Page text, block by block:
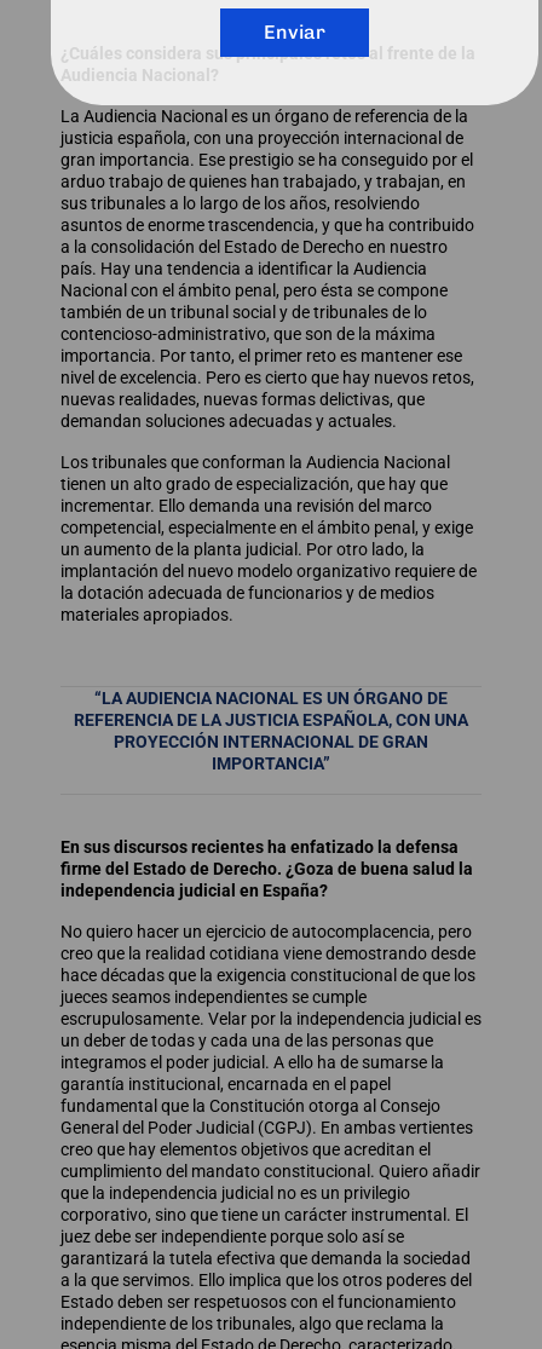
¿Cuáles considera sus principales retos al frente de la
Audiencia Nacional?
La Audiencia Nacional es un órgano de referencia de la
justicia española, con una proyección internacional de
gran importancia. Ese prestigio se ha conseguido por el
arduo trabajo de quienes han trabajado, y trabajan, en
sus tribunales a lo largo de los años, resolviendo
asuntos de enorme trascendencia, y que ha contribuido
a la consolidación del Estado de Derecho en nuestro
país. Hay una tendencia a identificar la Audiencia
Nacional con el ámbito penal, pero ésta se compone
también de un tribunal social y de tribunales de lo
contencioso-administrativo, que son de la máxima
importancia. Por tanto, el primer reto es mantener ese
nivel de excelencia. Pero es cierto que hay nuevos retos,
nuevas realidades, nuevas formas delictivas, que
demandan soluciones adecuadas y actuales.
Los tribunales que conforman la Audiencia Nacional
tienen un alto grado de especialización, que hay que
incrementar. Ello demanda una revisión del marco
competencial, especialmente en el ámbito penal, y exige
un aumento de la planta judicial. Por otro lado, la
implantación del nuevo modelo organizativo requiere de
la dotación adecuada de funcionarios y de medios
materiales apropiados.
“LA AUDIENCIA NACIONAL ES UN ÓRGANO DE
REFERENCIA DE LA JUSTICIA ESPAÑOLA, CON UNA
PROYECCIÓN INTERNACIONAL DE GRAN
IMPORTANCIA”
En sus discursos recientes ha enfatizado la defensa
firme del Estado de Derecho. ¿Goza de buena salud la
independencia judicial en España?
No quiero hacer un ejercicio de autocomplacencia, pero
creo que la realidad cotidiana viene demostrando desde
hace décadas que la exigencia constitucional de que los
jueces seamos independientes se cumple
escrupulosamente. Velar por la independencia judicial es
un deber de todas y cada una de las personas que
integramos el poder judicial. A ello ha de sumarse la
garantía institucional, encarnada en el papel
fundamental que la Constitución otorga al Consejo
General del Poder Judicial (CGPJ). En ambas vertientes
creo que hay elementos objetivos que acreditan el
cumplimiento del mandato constitucional. Quiero añadir
que la independencia judicial no es un privilegio
corporativo, sino que tiene un carácter instrumental. El
juez debe ser independiente porque solo así se
garantizará la tutela efectiva que demanda la sociedad
a la que servimos. Ello implica que los otros poderes del
Estado deben ser respetuosos con el funcionamiento
independiente de los tribunales, algo que reclama la
Enviar